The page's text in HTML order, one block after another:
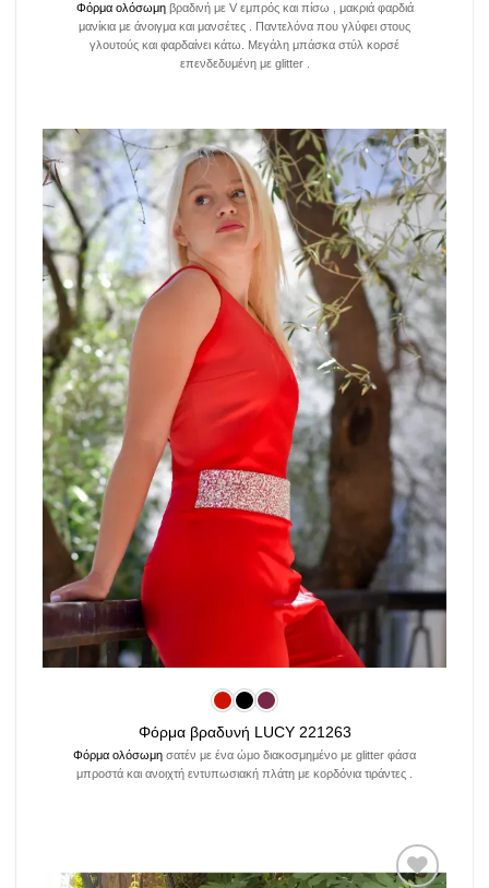
Φόρμα ολόσωμηβραδινή με V εμπρός και πίσω , μακριά φαρδιά
μανίκια με άνοιγμα και μανσέτες . Παντελόνα που γλύφει στους
γλουτούς και φαρδαίνει κάτω. Μεγάλη μπάσκα στύλ κορσέ
επενδεδυμένη με glitter .
Add to
wishlist
Φόρμα βραδυνή LUCY 221263
Φόρμα ολόσωμη σατέν με ένα ώμο διακοσμημένο με glitter φάσα
μπροστά και ανοιχτή εντυπωσιακή πλάτη με κορδόνια τιράντες .